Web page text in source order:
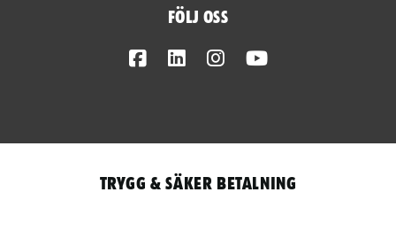
Följ oss
FacebookLinkedInInstagram
Trygg & säker betalning